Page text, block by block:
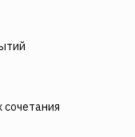
сочетания